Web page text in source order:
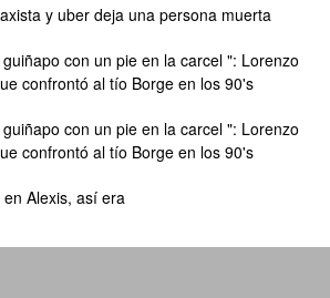
y uber deja una persona muerta
con un pie en la carcel ": Lorenzo
confrontó al tío Borge en los 90's
con un pie en la carcel ": Lorenzo
confrontó al tío Borge en los 90's
enAlexis, así era